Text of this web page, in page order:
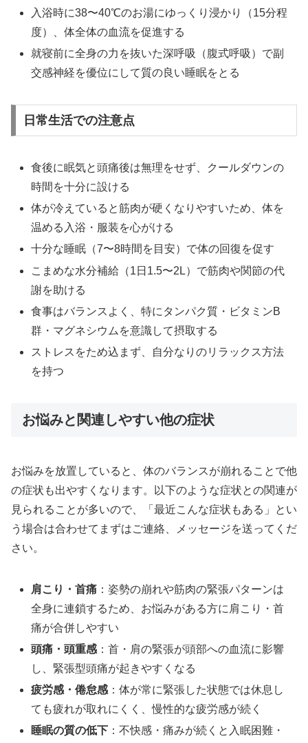
入浴時に38〜40℃のお湯にゆっくり浸かり（15分程
度）、体全体の血流を促進する
就寝前に全身の力を抜いた深呼吸（腹式呼吸）で副
交感神経を優位にして質の良い睡眠をとる
日常生活での注意点
食後に眠気と頭痛後は無理をせず、クールダウンの
時間を十分に設ける
体が冷えていると筋肉が硬くなりやすいため、体を
温める入浴・服装を心がける
十分な睡眠（7〜8時間を目安）で体の回復を促す
こまめな水分補給（1日1.5〜2L）で筋肉や関節の代
謝を助ける
食事はバランスよく、特にタンパク質・ビタミンB
群・マグネシウムを意識して摂取する
ストレスをため込まず、自分なりのリラックス方法
を持つ
お悩みと関連しやすい他の症状
お悩みを放置していると、体のバランスが崩れることで他
の症状も出やすくなります。以下のような症状との関連が
見られることが多いので、「最近こんな症状もある」とい
う場合は合わせてまずはご連絡、メッセージを送ってくだ
さい。
肩こり・首痛 ：姿勢の崩れや筋肉の緊張パターンは
全身に連鎖するため、お悩みがある方に肩こり・首
痛が合併しやすい
頭痛・頭重感 ：首・肩の緊張が頭部への血流に影響
し、緊張型頭痛が起きやすくなる
疲労感・倦怠感 ：体が常に緊張した状態では休息し
ても疲れが取れにくく、慢性的な疲労感が続く
睡眠の質の低下 ：不快感・痛みが続くと入眠困難・